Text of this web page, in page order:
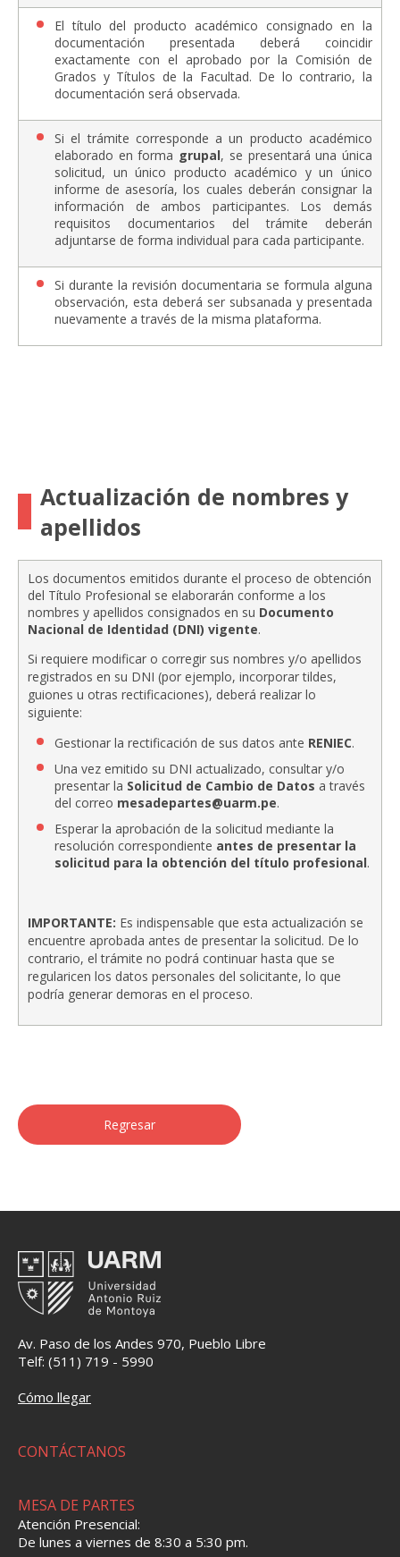
El título del producto académico consignado en la
documentación presentada deberá coincidir
exactamente con el aprobado por la Comisión de
Grados y Títulos de la Facultad. De lo contrario, la
documentación será observada.
Si el trámite corresponde a un producto académico
elaborado en forma grupal, se presentará una única
solicitud, un único producto académico y un único
informe de asesoría, los cuales deberán consignar la
información de ambos participantes. Los demás
requisitos documentarios del trámite deberán
adjuntarse de forma individual para cada participante.
Si durante la revisión documentaria se formula alguna
observación, esta deberá ser subsanada y presentada
nuevamente a través de la misma plataforma.
Actualización de nombres y
apellidos
Los documentos emitidos durante el proceso de obtención
del Título Profesional se elaborarán conforme a los
nombres y apellidos consignados en su Documento
Nacional de Identidad (DNI) vigente.
Si requiere modificar o corregir sus nombres y/o apellidos
registrados en su DNI (por ejemplo, incorporar tildes,
guiones u otras rectificaciones), deberá realizar lo
siguiente:
Gestionar la rectificación de sus datos ante RENIEC.
Una vez emitido su DNI actualizado, consultar y/o
presentar la Solicitud de Cambio de Datos a través
del correo mesadepartes@uarm.pe.
Esperar la aprobación de la solicitud mediante la
resolución correspondiente antes de presentar la
solicitud para la obtención del título profesional.
IMPORTANTE: Es indispensable que esta actualización se
encuentre aprobada antes de presentar la solicitud. De lo
contrario, el trámite no podrá continuar hasta que se
regularicen los datos personales del solicitante, lo que
podría generar demoras en el proceso.
Regresar
Av. Paso de los Andes 970, Pueblo Libre
Telf: (511) 719 - 5990
Cómo llegar
CONTÁCTANOS
MESA DE PARTES
Atención Presencial:
De lunes a viernes de 8:30 a 5:30 pm.